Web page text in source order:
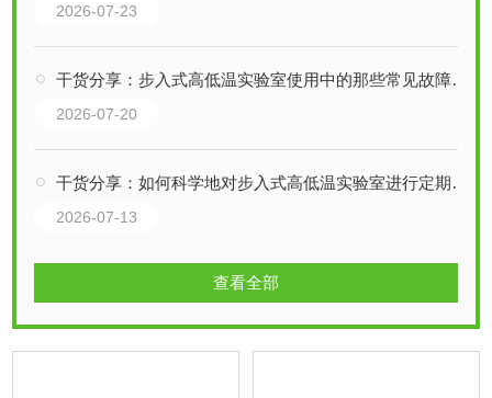
2026-07-23
干货分享：步入式高低温实验室使用中的那些常见故障与解决技巧
2026-07-20
干货分享：如何科学地对步入式高低温实验室进行定期维护保养
2026-07-13
查看全部